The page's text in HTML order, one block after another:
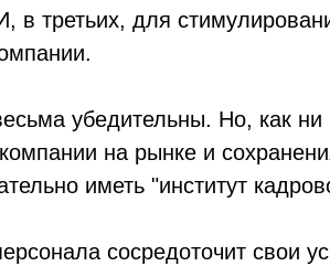
в третьих, для
убедительны. Но, как
на рынке и
иметь "институт
сосредоточит свои